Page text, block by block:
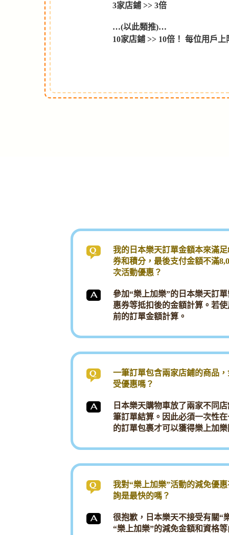
3家店鋪 >> 3倍
…(以此類推)…
10家店鋪 >> 10倍！ 每位用戶
我的日本樂天訂單金額本來滿
券和積分，最後支付金額不滿
次活動優惠？
參加“樂上加樂”的日本樂天訂
惠券等抵扣後的金額計算。若
前的訂單金額計算。
一筆訂單包含兩家店鋪的商品
受優惠嗎？
日本樂天購物車放了兩家不同
筆訂單結算。因此必須一次性
的訂單包裹才可以獲得樂上加
我對“樂上加樂”活動的減免優
詢是最快的嗎？
很抱歉，日本樂天不接受有關“
“樂上加樂”的減免金額和資格